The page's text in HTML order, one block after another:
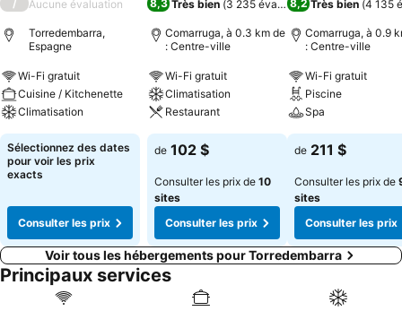
/ Aucune évaluation
Torredembarra,
Espagne
Wi-Fi gratuit
Cuisine / Kitchenette
Climatisation
Sélectionnez des dates
pour voir les prix
exacts
Consulter les prix
8,3 Très bien (3 235 évaluations)
Comarruga, à 0.3 km de
: Centre-ville
Wi-Fi gratuit
Climatisation
Restaurant
de 102 $
Consulter les prix de 10
sites
Consulter les prix
8,2 Très bien (4 135
Comarruga, à 0.9
: Centre-ville
Wi-Fi gratuit
Piscine
Spa
de 211 $
Consulter les prix de
sites
Consulter les prix
Voir tous les hébergements pour Torredembarra
Principaux services